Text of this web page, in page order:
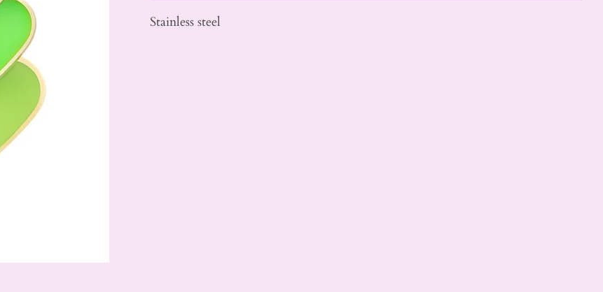
Stainless steel